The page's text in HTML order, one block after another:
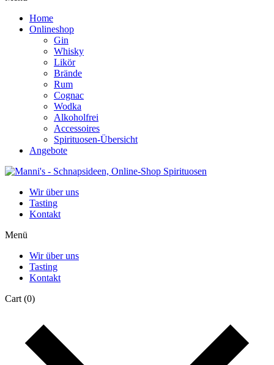
Home
Onlineshop
Gin
Whisky
Likör
Brände
Rum
Cognac
Wodka
Alkoholfrei
Accessoires
Spirituosen-Übersicht
Angebote
Wir über uns
Tasting
Kontakt
Menü
Wir über uns
Tasting
Kontakt
Cart (0)